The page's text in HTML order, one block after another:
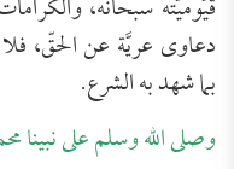
قيُّوميَّته سبحانه،
دعاوى عريَّة عن الحقّ،
بما شهد به الشرع.
وصلى الله وسلم على نبينا